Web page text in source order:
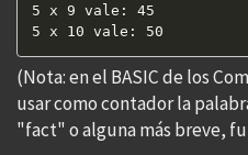
5 x 9 vale: 45
5 x 10 vale: 50
(Nota: en el BASIC de los
usar como contador la
"fact" o alguna más breve,